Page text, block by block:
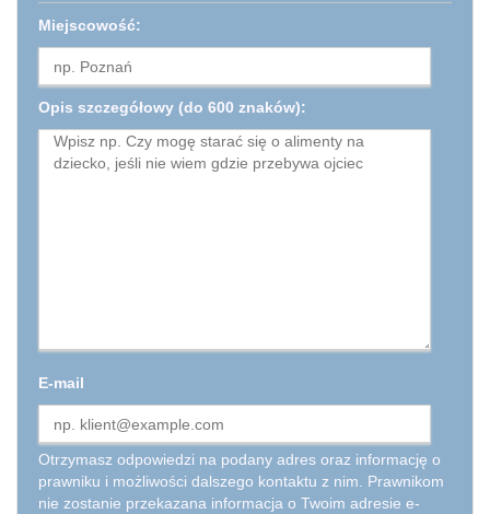
Miejscowość:
Opis szczegółowy (do 600 znaków):
E-mail
Otrzymasz odpowiedzi na podany adres oraz informację o
prawniku i możliwości dalszego kontaktu z nim. Prawnikom
nie zostanie przekazana informacja o Twoim adresie e-